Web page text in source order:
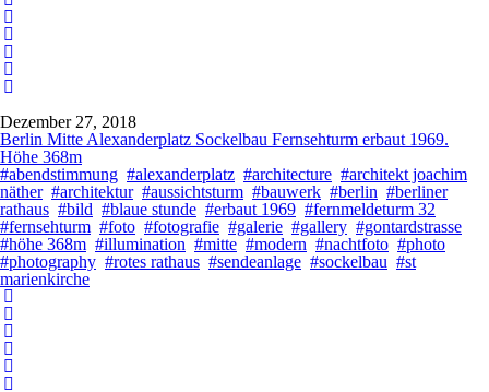
Dezember 27, 2018
Berlin Mitte Alexanderplatz Sockelbau Fernsehturm erbaut 1969.
Höhe 368m
#abendstimmung #alexanderplatz #architecture #architekt joachim
näther #architektur #aussichtsturm #bauwerk #berlin #berliner
rathaus #bild #blaue stunde #erbaut 1969 #fernmeldeturm 32
#fernsehturm #foto #fotografie #galerie #gallery #gontardstrasse
#höhe 368m #illumination #mitte #modern #nachtfoto #photo
#photography #rotes rathaus #sendeanlage #sockelbau #st
marienkirche